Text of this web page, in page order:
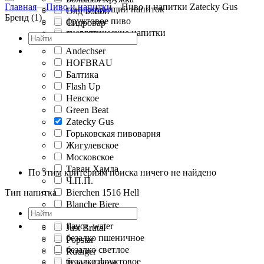
Олд Бобби
Сидровар
Craft Chips
тонизирующий напиток
фруктовое пиво
энергетические напитки
Главная—Пиво и напитки—Пиво и напитки Zatecky Gus
Бренд (1)
Andechser
HOFBRAU
Балтика
Flash Up
Невское
Green Beat
Zatecky Gus
Горьковская пивоварня
Жигулевское
Московское
Таван Хамла
Ч.П.П.
Bierchen 1516 Hell
Blanche Biere
Just Brutal
Popstar
Rudiger
По этим критериям поиска ничего не найдено
Тип напитка
flavor_water
безалко пшеничное
безалко светлое
безалко фруктовое